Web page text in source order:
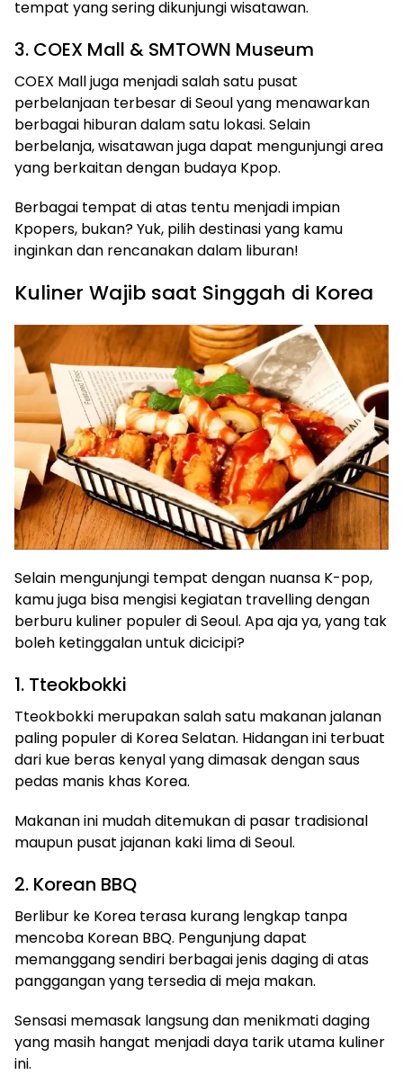
tempat yang sering dikunjungi wisatawan.
3. COEX Mall & SMTOWN Museum
COEX Mall juga menjadi salah satu pusat
perbelanjaan terbesar di Seoul yang menawarkan
berbagai hiburan dalam satu lokasi. Selain
berbelanja, wisatawan juga dapat mengunjungi area
yang berkaitan dengan budaya Kpop.
Berbagai tempat di atas tentu menjadi impian
Kpopers, bukan? Yuk, pilih destinasi yang kamu
inginkan dan rencanakan dalam liburan!
Kuliner Wajib saat Singgah di Korea
Selain mengunjungi tempat dengan nuansa K-pop,
kamu juga bisa mengisi kegiatan travelling dengan
berburu kuliner populer di Seoul. Apa aja ya, yang tak
boleh ketinggalan untuk dicicipi?
1. Tteokbokki
Tteokbokki merupakan salah satu makanan jalanan
paling populer di Korea Selatan. Hidangan ini terbuat
dari kue beras kenyal yang dimasak dengan saus
pedas manis khas Korea.
Makanan ini mudah ditemukan di pasar tradisional
maupun pusat jajanan kaki lima di Seoul.
2. Korean BBQ
Berlibur ke Korea terasa kurang lengkap tanpa
mencoba Korean BBQ. Pengunjung dapat
memanggang sendiri berbagai jenis daging di atas
panggangan yang tersedia di meja makan.
Sensasi memasak langsung dan menikmati daging
yang masih hangat menjadi daya tarik utama kuliner
ini.